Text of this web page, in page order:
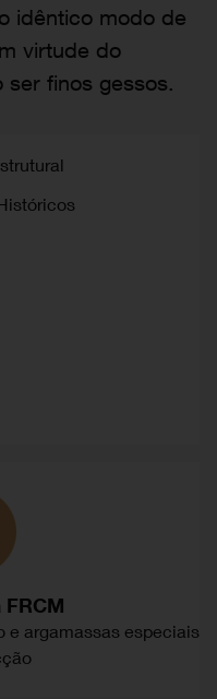
idêntico modo de
virtude do
finos gessos.
FRCM
e argamassas especiais